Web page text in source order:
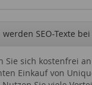
SEO-Texte
Sie sich kostenfrei
Einkauf von